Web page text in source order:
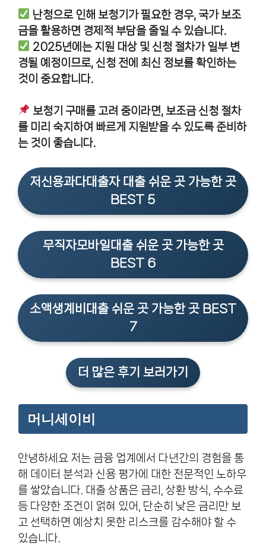
난청으로 인해 보청기가 필요한 경우, 국가 보조
금을 활용하면 경제적 부담을 줄일 수 있습니다.
2025년에는 지원 대상 및 신청 절차가 일부 변
경될 예정이므로, 신청 전에 최신 정보를 확인하는
것이 중요합니다.
보청기 구매를 고려 중이라면, 보조금 신청 절차
를 미리 숙지하여 빠르게 지원받을 수 있도록 준비하
는 것이 좋습니다.
저신용과다대출자 대출 쉬운 곳 가능한 곳
BEST 5
무직자모바일대출 쉬운 곳 가능한 곳
BEST 6
소액생계비대출 쉬운 곳 가능한 곳 BEST
7
더 많은 후기 보러가기
머니세이비
안녕하세요 저는 금융 업계에서 다년간의 경험을 통
해 데이터 분석과 신용 평가에 대한 전문적인 노하우
를 쌓았습니다. 대출 상품은 금리, 상환 방식, 수수료
등 다양한 조건이 얽혀 있어, 단순히 낮은 금리만 보
고 선택하면 예상치 못한 리스크를 감수해야 할 수
있습니다.